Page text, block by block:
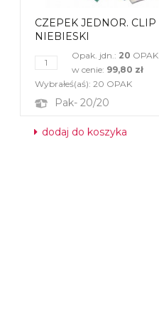
CZEPEK JEDNOR. CLIP
NIEBIESKI
Opak. jdn.: 20 OPAK
w cenie: 99,80 zł
Wybrałeś(aś): 20 OPAK
Pak- 20/20
dodaj do koszyka